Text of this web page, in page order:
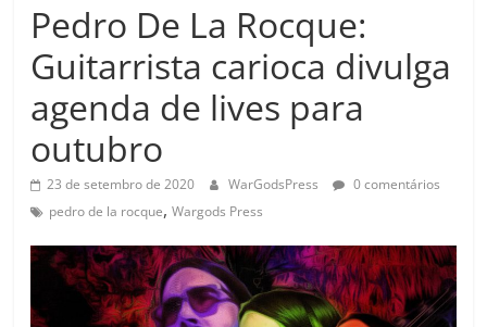
Pedro De La Rocque:
Guitarrista carioca divulga
agenda de lives para
outubro
23 de setembro de 2020 WarGodsPress
0 comentários
pedro de la rocque,Wargods Press